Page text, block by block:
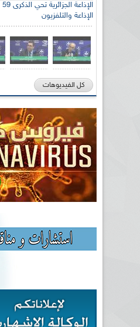
الإذاعة والتلفزيون
كل الفيديوهات